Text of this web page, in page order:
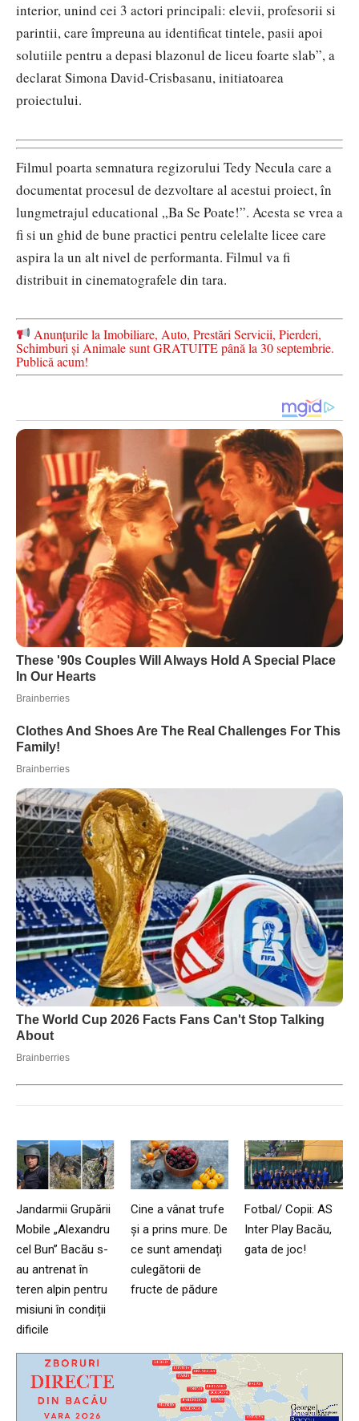
interior, unind cei 3 actori principali: elevii, profesorii si
parintii, care împreuna au identificat tintele, pasii apoi
solutiile pentru a depasi blazonul de liceu foarte slab”, a
declarat Simona David-Crisbasanu, initiatoarea
proiectului.
Filmul poarta semnatura regizorului Tedy Necula care a
documentat procesul de dezvoltare al acestui proiect, în
lungmetrajul educational „Ba Se Poate!”. Acesta se vrea a
fi si un ghid de bune practici pentru celelalte licee care
aspira la un alt nivel de performanta. Filmul va fi
distribuit in cinematografele din tara.
Anunțurile la Imobiliare, Auto, Prestări Servicii, Pierderi,
Schimburi și Animale sunt GRATUITE până la 30 septembrie.
Publică acum!
Jandarmii Grupării
Mobile „Alexandru
cel Bun” Bacău s-
au antrenat în
teren alpin pentru
misiuni în condiții
dificile
Cine a vânat trufe
și a prins mure. De
ce sunt amendați
culegătorii de
fructe de pădure
Fotbal/ Copii: AS
Inter Play Bacău,
gata de joc!